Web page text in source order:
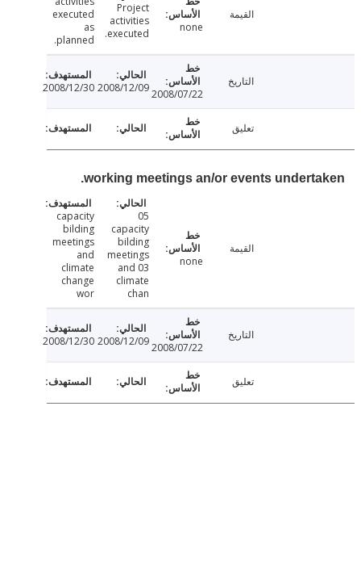
Project
activities
executed.
executed
as
planned.
2008/07/22
2008/12/09
2008/12/30
working meetings an/or events
capacity
bilding
meetings
and 03
bilding
meetings
and
climate
change
wor
2008/07/22
2008/12/09
2008/12/30